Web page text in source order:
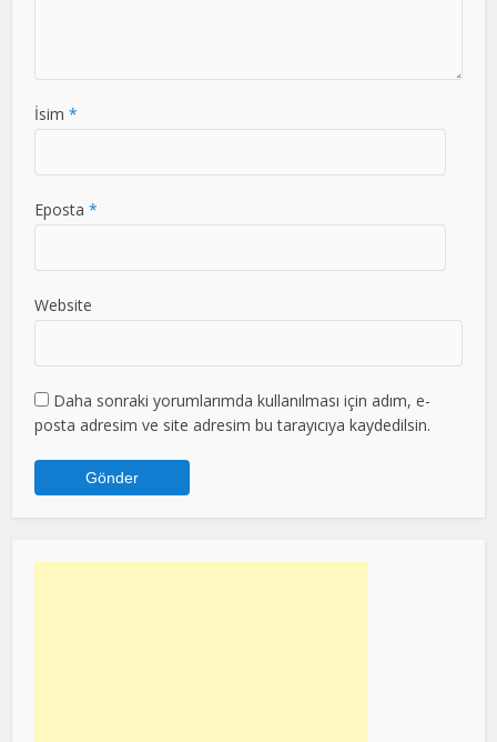
İsim *
Eposta *
Website
Daha sonraki yorumlarımda kullanılması için adım, e-
posta adresim ve site adresim bu tarayıcıya kaydedilsin.